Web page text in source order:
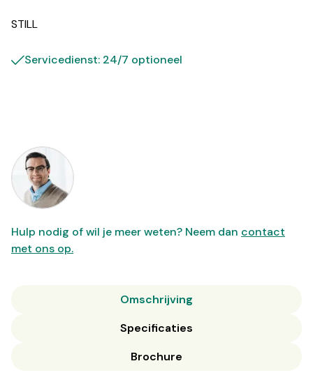
STILL
Servicedienst: 24/7 optioneel
Hulp nodig of wil je meer weten? Neem dan contact
met ons op.
Omschrijving
Specificaties
Brochure